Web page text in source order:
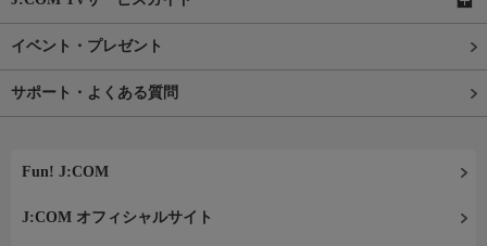
イベント・プレゼント
サポート・よくある質問
Fun! J:COM
J:COM オフィシャルサイト